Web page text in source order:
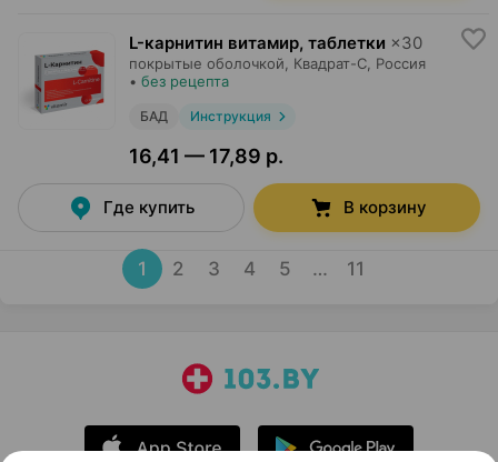
L-карнитин витамир, таблетки ×30
покрытые оболочкой, Квадрат-С , Россия
• без рецепта
БАД Инструкция
16,41 — 17,89 р.
Где купить В корзину
1 2 3 4 5 … 11